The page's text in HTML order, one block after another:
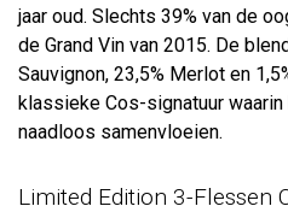
jaar oud. Slechts 39% van de
de Grand Vin van 2015. De
Sauvignon, 23,5% Merlot en
klassieke Cos-signatuur
naadloos samenvloeien.
Limited Edition 3-Flessen